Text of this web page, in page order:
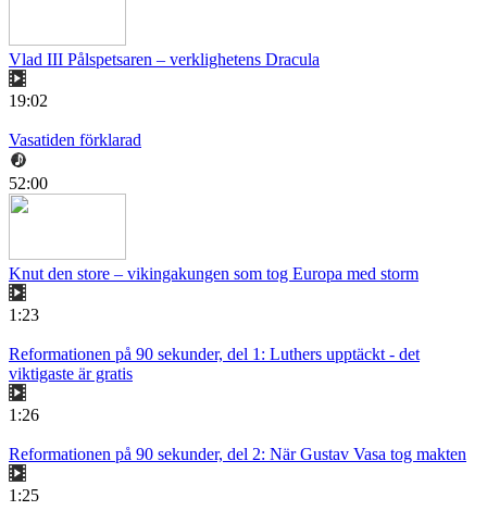
Vlad III Pålspetsaren – verklighetens Dracula
19:02
Vasatiden förklarad
52:00
Knut den store – vikingakungen som tog Europa med storm
1:23
Reformationen på 90 sekunder, del 1: Luthers upptäckt - det
viktigaste är gratis
1:26
Reformationen på 90 sekunder, del 2: När Gustav Vasa tog makten
1:25